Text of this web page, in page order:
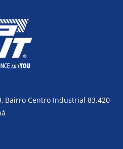
Bairro Centro Industrial 83.420-